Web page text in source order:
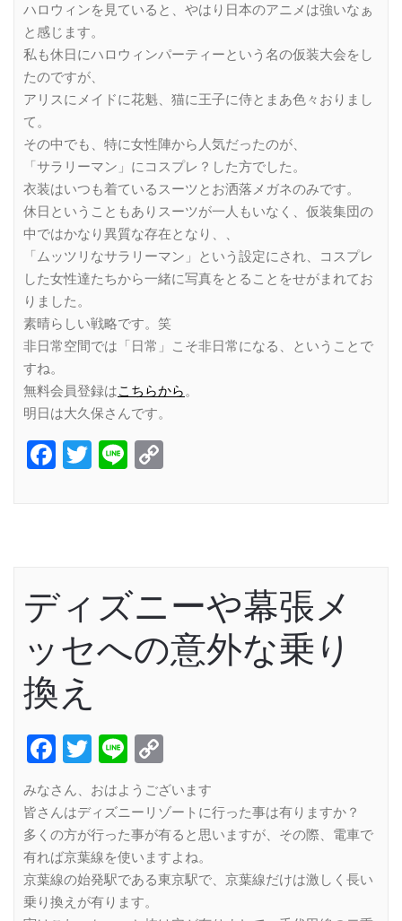
ハロウィンを見ていると、やはり日本のアニメは強いなぁ
と感じます。
私も休日にハロウィンパーティーという名の仮装大会をし
たのですが、
アリスにメイドに花魁、猫に王子に侍とまあ色々おりまし
て。
その中でも、特に女性陣から人気だったのが、
「サラリーマン」にコスプレ？した方でした。
衣装はいつも着ているスーツとお洒落メガネのみです。
休日ということもありスーツが一人もいなく、仮装集団の
中ではかなり異質な存在となり、、
「ムッツリなサラリーマン」という設定にされ、コスプレ
した女性達たちから一緒に写真をとることをせがまれてお
りました。
素晴らしい戦略です。笑
非日常空間では「日常」こそ非日常になる、ということで
すね。
無料会員登録はこちらから。
明日は大久保さんです。
Facebook
Twitter
Line
ディズニーや幕張メ
ッセへの意外な乗り
換え
Facebook
Twitter
Line
Link
みなさん、おはようございます
皆さんはディズニーリゾートに行った事は有りますか？
多くの方が行った事が有ると思いますが、その際、電車で
有れば京葉線を使いますよね。
京葉線の始発駅である東京駅で、京葉線だけは激しく長い
乗り換えが有ります。